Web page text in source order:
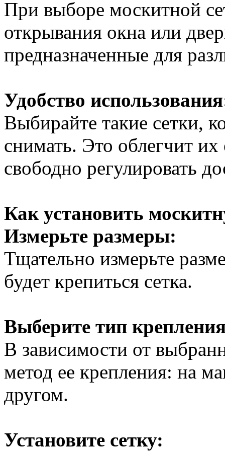
При выборе москитной
открывания окна или
предназначенные для
Удобство
Выбирайте такие сетки,
снимать. Это облегчит
свободно регулировать
Как установить
Измерьте размеры:
Тщательно измерьте
будет крепиться сетка.
Выберите тип
В зависимости от
метод ее крепления: на
другом.
Установите сетку: